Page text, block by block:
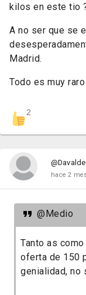
kilos en este tio
A no ser que se
Madrid.
Todo es muy raro
2
@Davalde
hace 2
@Medio
Tanto as
oferta de 150
genialidad, no